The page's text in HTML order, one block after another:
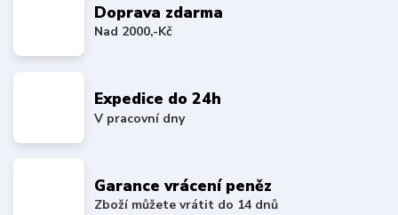
Doprava zdarma
Nad 2000,-Kč
Expedice do 24h
V pracovní dny
Garance vrácení peněz
Zboží můžete vrátit do 14 dnů